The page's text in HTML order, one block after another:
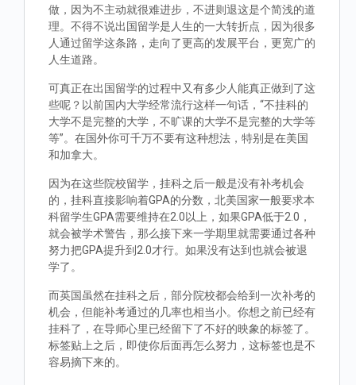
做，因为不主动就很难进步，不进则退这是个简浅的道
理。不得不说出国留学是人生的一大转折点，因为很多
人通过留学这条路，走向了更高的发展平台，更宽广的
人生道路。
可真正在出国留学的过程中又有多少人能真正做到了这
些呢？以前国内大学经常流行这样一句话，“不挂科的
大学不是完整的大学，不旷课的大学不是完整的大学等
等”。在国外你可千万不要有这种想法，特别是在美国
和加拿大。
因为在这些院校留学，挂科之后一般是没有补考机会
的，挂科直接影响着GPA的分数，北美国家一般要求本
科留学生GPA需要维持在2.0以上，如果GPA低于2.0，
就会被学术警告，那么接下来一学期里就需要通过各种
努力把GPA提升到2.0才行。如果没有达到也就会被退
学了。
而英国虽然在挂科之后，部分院校都会给到一次补考的
机会，但能补考通过的几率也相当小。你想之前已经有
挂科了，在导师心里已经留下了不好的映象的标签了。
标签贴上之后，即使你后面再怎么努力，这标签也是不
容易摘下来的。